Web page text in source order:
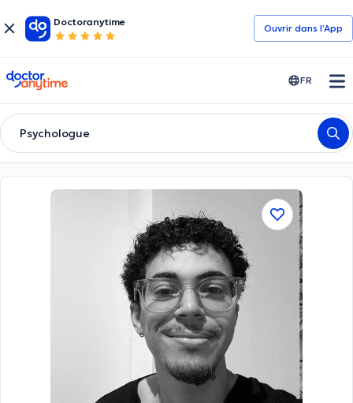
Doctoranytime
Ouvrir dans l’App
doctoranytime FR
Psychologue